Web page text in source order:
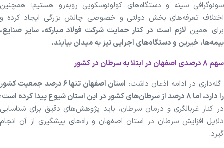
سونوگرافی سینه و دستگاه‌های کولونوسکوپی روبه‌رو هستیم؛ همچنین
اختلاف تعرفه‌های بخش دولتی و خصوصی چالش بزرگی ایجاد کرده و
برای همین لازم است در کنار حمایت شرکت فولاد مبارکه، سایر صنایع،
بیمه‌ها، خیرین و دستگاه‌های اجرایی نیز به میدان بیایند.
سهم ۸ درصدی اصفهان در ابتلا به سرطان در کشور
گله‌داری در ادامه اذعان داشت:
استان اصفهان تنها ۶ درصد جمعیت کشور
را دارد، اما ۸ درصد از سرطان‌های کشور در این استان شیوع پیدا کرده است
؛
در کنار غربالگری و درمان سرطان، باید پژوهش‌های دقیق برای شناسایی
دلایل افزایش سرطان در استان اصفهان و راه‌های پیشگیری از آن انجام
گیرد.